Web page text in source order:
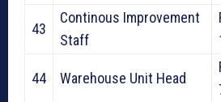
43
Continous Improvement
Staff
44 Warehouse Unit Head